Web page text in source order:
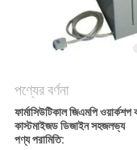
পণ্যের বর্ণনা
ফার্মাসিউটিকাল জিএমপি
কাস্টমাইজড ডিজাইন সহজলভ্য
পণ্য পরামিতি: